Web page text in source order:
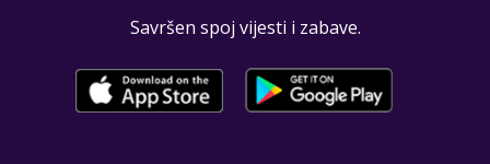
Savršen spoj vijesti i zabave.